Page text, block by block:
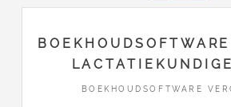
BOEKHOUDSOFTWARE